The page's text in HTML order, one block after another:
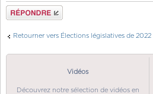
Répondre
Retourner vers Élections législatives de 2022
Vidéos
Découvrez notre sélection de vidéos en